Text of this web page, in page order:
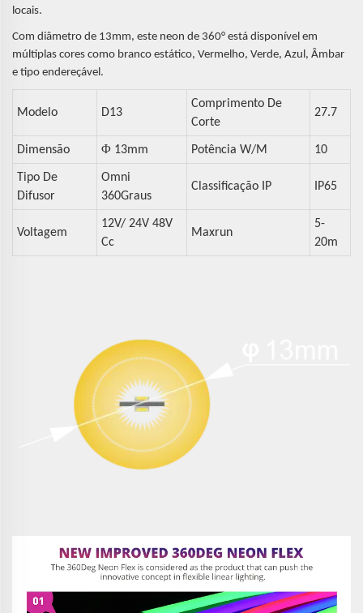
locais.
Com diâmetro de 13mm, este neon de 360° está disponível em
múltiplas cores como branco estático, Vermelho, Verde, Azul, Âmbar
e tipo endereçável.
Modelo D13
Comprimento De
Corte
27.7
Dimensão Φ 13mm Potência W/m 10
Tipo De
Difusor
Omni
360Graus
Classificação IP IP65
Voltagem
12V/ 24V 48V
Cc
Maxrun
5-
20m